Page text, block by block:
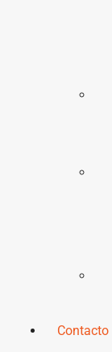
Contacto